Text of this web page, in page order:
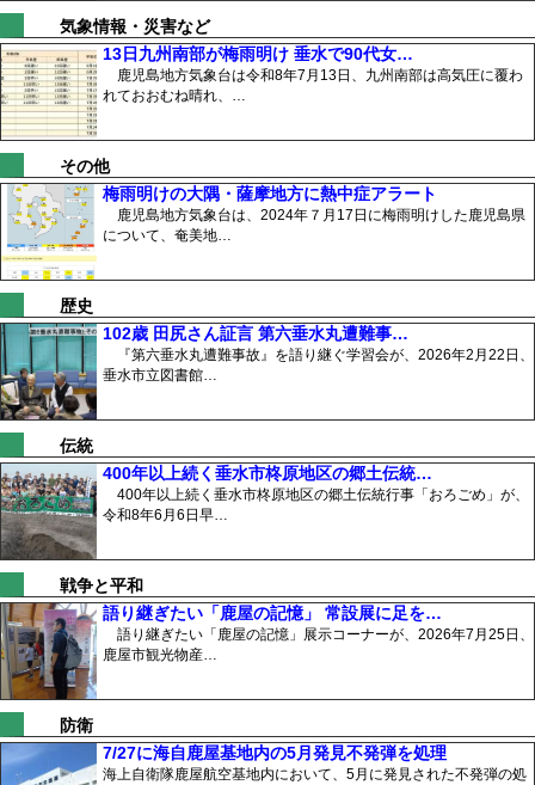
気象情報・災害など
13日九州南部が梅雨明け 垂水で90代女…
鹿児島地方気象台は令和8年7月13日、九州南部は高気圧に覆わ
れておおむね晴れ、…
その他
梅雨明けの大隅・薩摩地方に熱中症アラート
鹿児島地方気象台は、2024年７月17日に梅雨明けした鹿児島県
について、奄美地…
歴史
102歳 田尻さん証言 第六垂水丸遭難事…
『第六垂水丸遭難事故』を語り継ぐ学習会が、2026年2月22日、
垂水市立図書館…
伝統
400年以上続く垂水市柊原地区の郷土伝統…
400年以上続く垂水市柊原地区の郷土伝統行事「おろごめ」が、
令和8年6月6日早…
戦争と平和
語り継ぎたい「鹿屋の記憶」 常設展に足を…
語り継ぎたい「鹿屋の記憶」展示コーナーが、2026年7月25日、
鹿屋市観光物産…
防衛
7/27に海自鹿屋基地内の5月発見不発弾を処理
海上自衛隊鹿屋航空基地内において、5月に発見された不発弾の処